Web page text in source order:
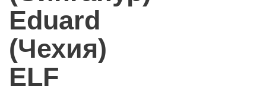
Eduard
(Чехия)
ELF